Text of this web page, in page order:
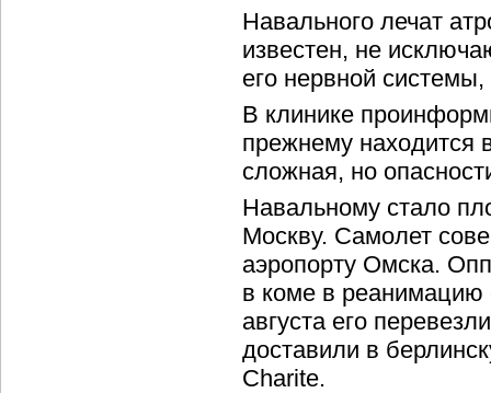
Навального лечат
известен, не
его нервной
В клинике
прежнему находится
сложная, но
Навальному стало
Москву. Самолет
аэропорту Омска.
в коме в
августа его
доставили в
Charite.